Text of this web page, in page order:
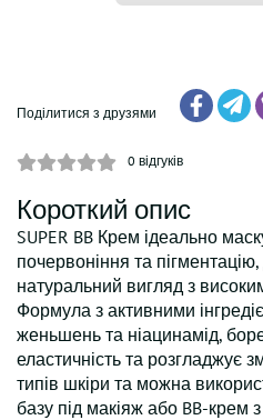
Поділитися з друзями
0 відгуків
Короткий опис
SUPER BB Крем ідеально
почервоніння та
натуральний вигляд з
Формула з активними
женьшень та ніацинамід,
еластичність та розгладжує
типів шкіри та можна
базу під макіяж або BB-крем